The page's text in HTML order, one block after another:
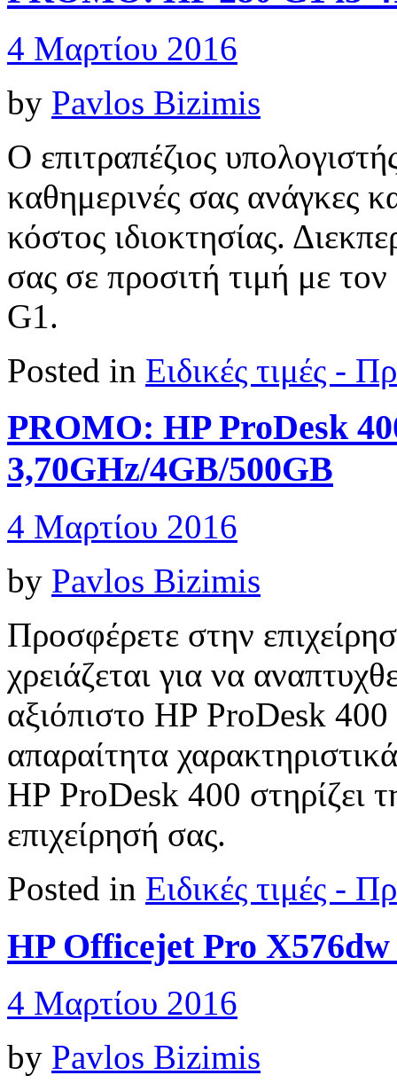
4 Μαρτίου 2016
by Pavlos Bizimis
Ο επιτραπέζιος
καθημερινές σας ανάγκες
κόστος ιδιοκτησίας.
σας σε προσιτή τιμή με
G1.
Posted in Ειδικές τιμές -
PROMO: HP ProDesk
3,70GHz/4GB/500GB
4 Μαρτίου 2016
by Pavlos Bizimis
Προσφέρετε στην
χρειάζεται για να
αξιόπιστο HP ProDesk
απαραίτητα
HP ProDesk 400 στηρίζει
επιχείρησή σας.
Posted in Ειδικές τιμές -
HP Officejet Pro
4 Μαρτίου 2016
by Pavlos Bizimis